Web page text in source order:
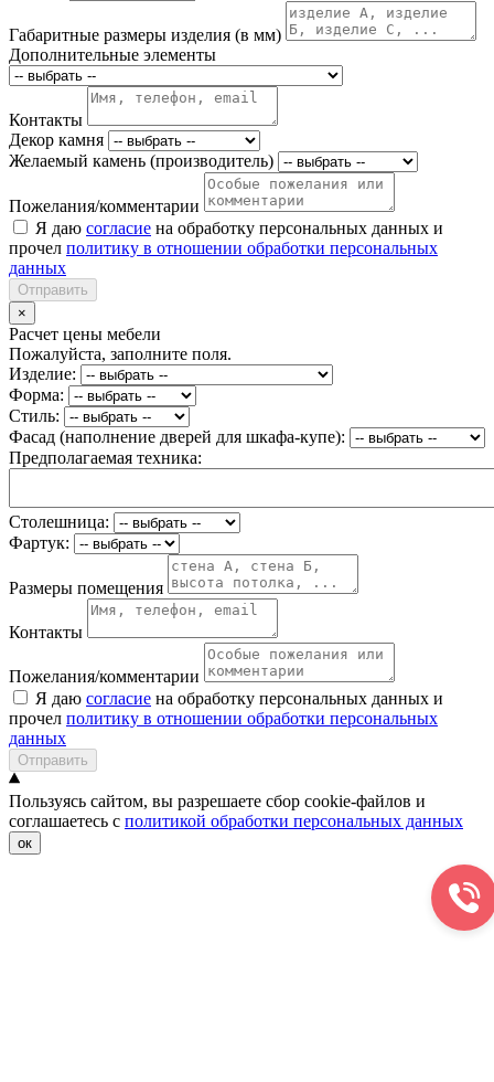
Габаритные размеры изделия (в мм)
Дополнительные элементы
Контакты
Декор камня
Желаемый камень (производитель)
Пожелания/комментарии
Я даю согласие на обработку персональных данных и
прочел политику в отношении обработки персональных
данных
Отправить
×
Расчет цены мебели
Пожалуйста, заполните поля.
Изделие:
Форма:
Стиль:
Фасад (наполнение дверей для шкафа-купе):
Предполагаемая техника:
Столешница:
Фартук:
Размеры помещения
Контакты
Пожелания/комментарии
Я даю согласие на обработку персональных данных и
прочел политику в отношении обработки персональных
данных
Отправить
Пользуясь сайтом, вы разрешаете сбор cookie-файлов и
соглашаетесь с политикой обработки персональных данных
ок